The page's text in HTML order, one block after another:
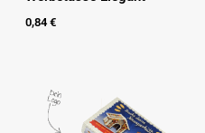
0,84€